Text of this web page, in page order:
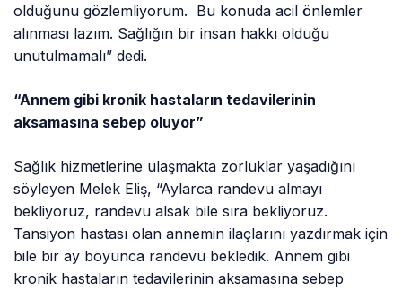
olduğunu gözlemliyorum. Bu konuda acil önlemler
alınması lazım. Sağlığın bir insan hakkı olduğu
unutulmamalı” dedi.
“Annem gibi kronik hastaların tedavilerinin
aksamasına sebep oluyor”
Sağlık hizmetlerine ulaşmakta zorluklar yaşadığını
söyleyen Melek Eliş, “Aylarca randevu almayı
bekliyoruz, randevu alsak bile sıra bekliyoruz.
Tansiyon hastası olan annemin ilaçlarını yazdırmak için
bile bir ay boyunca randevu bekledik. Annem gibi
kronik hastaların tedavilerinin aksamasına sebep